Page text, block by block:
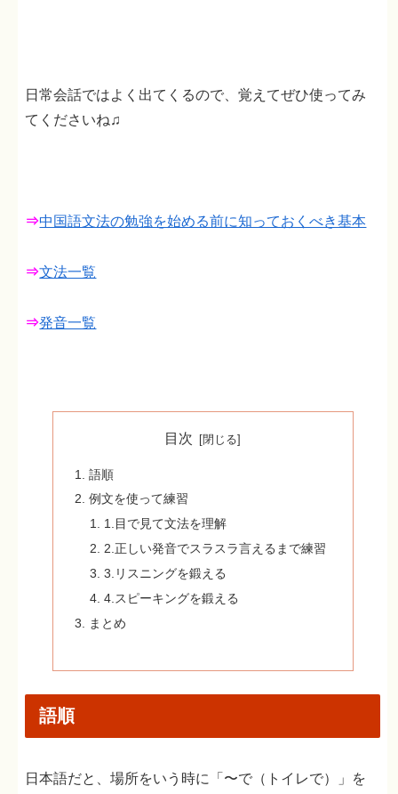
日常会話ではよく出てくるので、覚えてぜひ使ってみ
てくださいね♫
⇒中国語文法の勉強を始める前に知っておくべき基本
⇒文法一覧
⇒発音一覧
目次
語順
例文を使って練習
1.目で見て文法を理解
2.正しい発音でスラスラ言えるまで練習
3.リスニングを鍛える
4.スピーキングを鍛える
まとめ
語順
日本語だと、場所をいう時に「〜で（トイレで）」を